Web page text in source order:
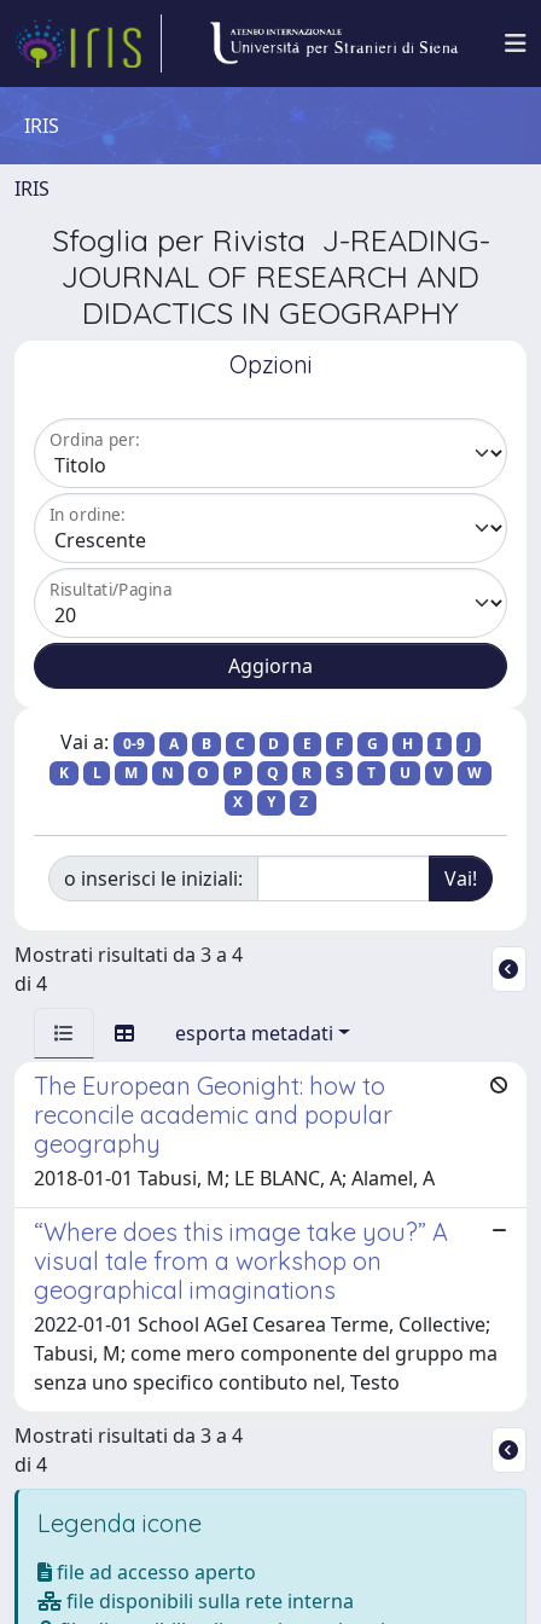
IRIS
IRIS
Sfoglia per Rivista J-READING-
JOURNAL OF RESEARCH AND
DIDACTICS IN GEOGRAPHY
Opzioni
Ordina per:
In ordine:
Risultati/Pagina
Vai a: 0-9 A B C D E F G H I
J
K
L M N O P Q R S T U V
W
X
Y Z
o inserisci le iniziali:
Mostrati risultati da 3 a 4
di 4
esporta metadati
The European Geonight: how to
reconcile academic and popular
geography
2018-01-01 Tabusi, M; LE BLANC, A; Alamel, A
“Where does this image take you?” A
visual tale from a workshop on
geographical imaginations
2022-01-01 School AGeI Cesarea Terme, Collective;
Tabusi, M; come mero componente del gruppo ma
senza uno specifico contibuto nel, Testo
Mostrati risultati da 3 a 4
di 4
Legenda icone
file ad accesso aperto
file disponibili sulla rete interna